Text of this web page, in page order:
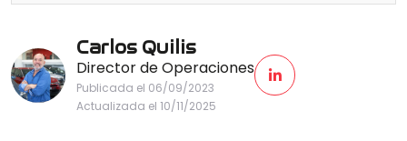
Carlos Quilis
Director de Operaciones
Publicada el 06/09/2023
Actualizada el 10/11/2025